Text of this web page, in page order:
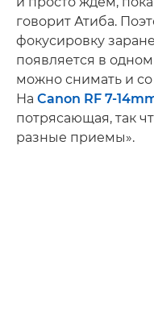
говорит Атиба.
фокусировку
появляется в
можно снимать и
На Canon RF 7-
потрясающая, так
разные приемы».